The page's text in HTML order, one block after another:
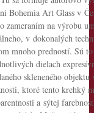
Art Glass v
zameraním na výrobu
v dokonalých
mnoho predností. Sú
dielach
skleneného
ktoré tento
a sýtej